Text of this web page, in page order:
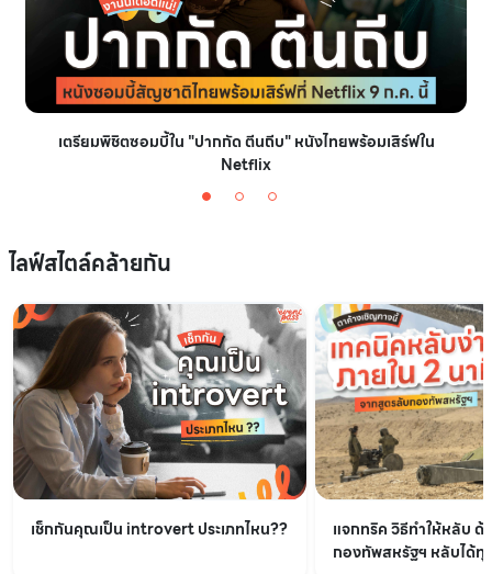
เตรียมพิชิตซอมบี้ใน "ปากกัด ตีนถีบ" หนังไทยพร้อมเสิร์ฟใน
Netflix
ไลฟ์สไตล์คล้ายกัน
เช็กกันคุณเป็น introvert ประเภทไหน??
แจกทริค วิธีทำให้หลับ
กองทัพสหรัฐฯ หลับได้ทุ